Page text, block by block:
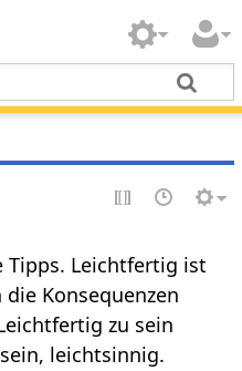
Tipps. Leichtfertig ist
Konsequenzen
zu sein
leichtsinnig.